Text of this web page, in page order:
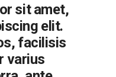
sit amet,
elit.
facilisis
varius